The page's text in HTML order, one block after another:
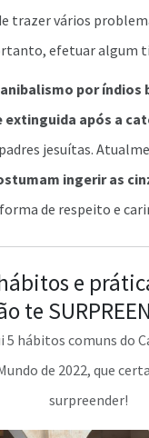
trazer vários
efetuar algum
por
após a
jesuítas.
ingerir as
de respeito e
e
te
5 hábitos comuns do
de 2022, que
surpreender!